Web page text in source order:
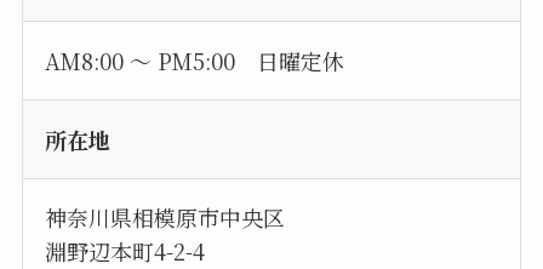
AM8:00 〜 PM5:00 日曜定休
所在地
神奈川県相模原市中央区
淵野辺本町4-2-4